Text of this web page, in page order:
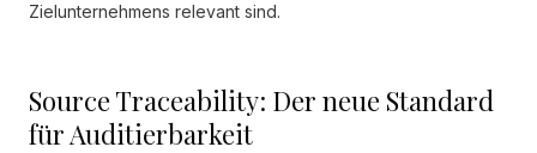
Zielunternehmens relevant sind.
Source Traceability: Der neue Standard
für Auditierbarkeit